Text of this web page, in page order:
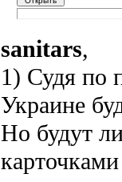
sanitars,
1) Судя по
Украине
Но будут